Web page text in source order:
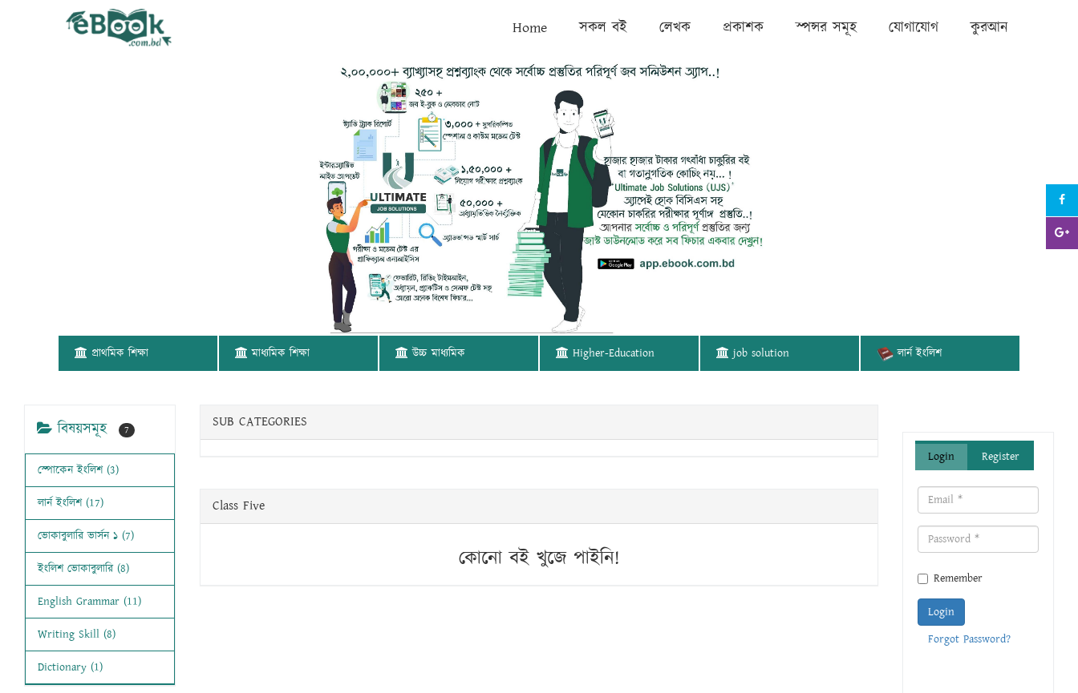
Home সকল বই লেখক প্রকাশক স্পন্সর সমূহ যোগাযোগ কুরআন
প্রাথমিক শিক্ষা মাধ্যমিক শিক্ষা উচ্চ মাধ্যমিক Higher-Education job solution লার্ন ইংলিশ
SUB CATEGORIES
Class Five
কোনো বই খুজে পাইনি!
বিষয়সমূহ 7
স্পোকেন ইংলিশ (3)
লার্ন ইংলিশ (17)
ভোকাবুলারি ভার্সন ১ (7)
ইংলিশ ভোকাবুলারি (8)
English Grammar (11)
Writing Skill (8)
Dictionary (1)
Login Register
Remember
Login
Forgot Password?